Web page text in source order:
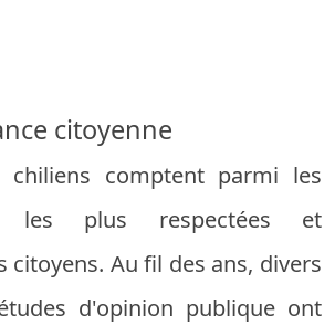
citoyenne
chiliens comptent parmi les
les plus respectées et
citoyens. Au fil des ans, divers
d'opinion publique ont